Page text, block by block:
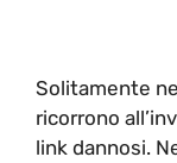
Solitamente
ricorrono
link dannosi.